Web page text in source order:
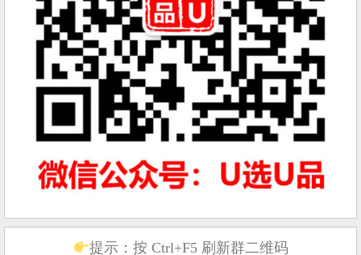
提示：按 Ctrl+F5 刷新群二维码